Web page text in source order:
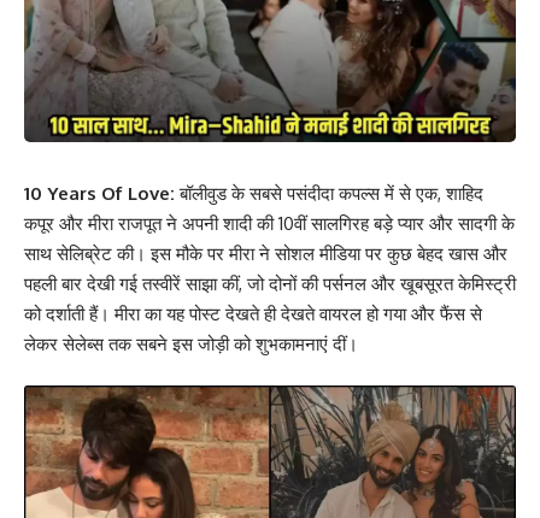
10 Years Of Love:बॉलीवुड के सबसे पसंदीदा कपल्स में से एक, शाहिद
कपूर और मीरा राजपूत ने अपनी शादी की 10वीं सालगिरह बड़े प्यार और सादगी के
साथ सेलिब्रेट की। इस मौके पर मीरा ने सोशल मीडिया पर कुछ बेहद खास और
पहली बार देखी गई तस्वीरें साझा कीं, जो दोनों की पर्सनल और खूबसूरत केमिस्ट्री
को दर्शाती हैं। मीरा का यह पोस्ट देखते ही देखते वायरल हो गया और फैंस से
लेकर सेलेब्स तक सबने इस जोड़ी को शुभकामनाएं दीं।